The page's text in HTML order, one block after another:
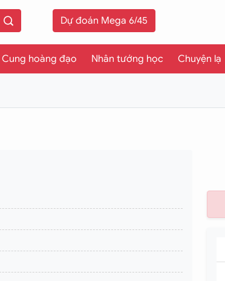
Dự đoán Mega 6/45
Cung hoàng đạo Nhân tướng học Chuyện lạ